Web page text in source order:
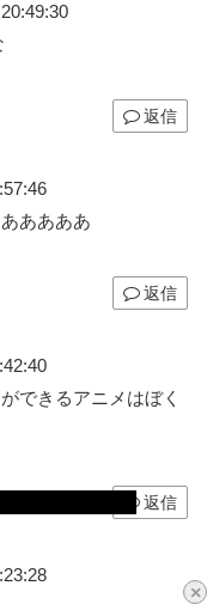
×
返信
ああああ
返信
できるアニメはぼく
返信